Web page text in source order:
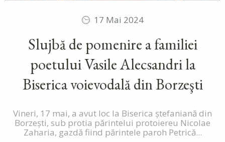
17 Mai 2024
Slujbă de pomenire a familiei
poetului Vasile Alecsandri la
Biserica voievodală din Borzeşti
Vineri, 17 mai, a avut loc la Biserica ștefaniană din
Borzești, sub protia părintelui protoiereu Nicolae
Zaharia, gazdă fiind părintele paroh Petrică...